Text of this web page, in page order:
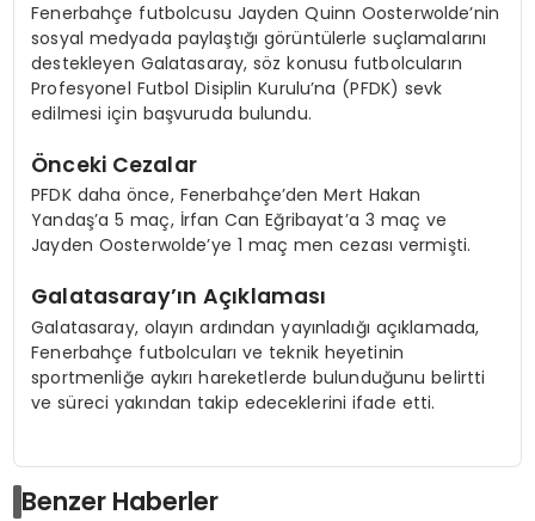
Fenerbahçe futbolcusu Jayden Quinn Oosterwolde’nin
sosyal medyada paylaştığı görüntülerle suçlamalarını
destekleyen Galatasaray, söz konusu futbolcuların
Profesyonel Futbol Disiplin Kurulu’na (PFDK) sevk
edilmesi için başvuruda bulundu.
Önceki Cezalar
PFDK daha önce, Fenerbahçe’den Mert Hakan
Yandaş’a 5 maç, İrfan Can Eğribayat’a 3 maç ve
Jayden Oosterwolde’ye 1 maç men cezası vermişti.
Galatasaray’ın Açıklaması
Galatasaray, olayın ardından yayınladığı açıklamada,
Fenerbahçe futbolcuları ve teknik heyetinin
sportmenliğe aykırı hareketlerde bulunduğunu belirtti
ve süreci yakından takip edeceklerini ifade etti.
Benzer Haberler